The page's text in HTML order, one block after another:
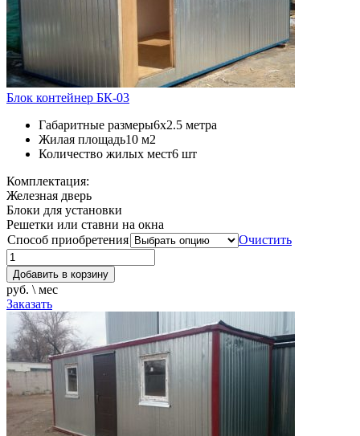
Блок контейнер БК-03
Габаритные размеры6х2.5 метра
Жилая площадь10 м2
Количество жилых мест6 шт
Комплектация:
Железная дверь
Блоки для установки
Решетки или ставни на окна
Способ приобретения
Очистить
Добавить в корзину
руб. \ мес
Заказать